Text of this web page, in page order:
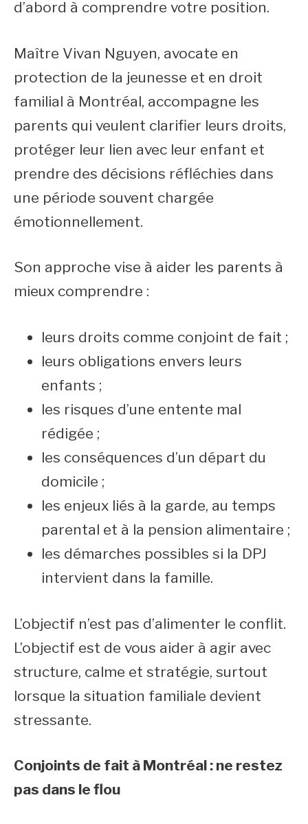
d’abord à comprendre votre position.
Maître Vivan Nguyen, avocate en
protection de la jeunesse et en droit
familial à Montréal, accompagne les
parents qui veulent clarifier leurs droits,
protéger leur lien avec leur enfant et
prendre des décisions réfléchies dans
une période souvent chargée
émotionnellement.
Son approche vise à aider les parents à
mieux comprendre :
leurs droits comme conjoint de fait ;
leurs obligations envers leurs
enfants ;
les risques d’une entente mal
rédigée ;
les conséquences d’un départ du
domicile ;
les enjeux liés à la garde, au temps
parental et à la pension alimentaire ;
les démarches possibles si la DPJ
intervient dans la famille.
L’objectif n’est pas d’alimenter le conflit.
L’objectif est de vous aider à agir avec
structure, calme et stratégie, surtout
lorsque la situation familiale devient
stressante.
Conjoints de fait à Montréal : ne restez
pas dans le flou